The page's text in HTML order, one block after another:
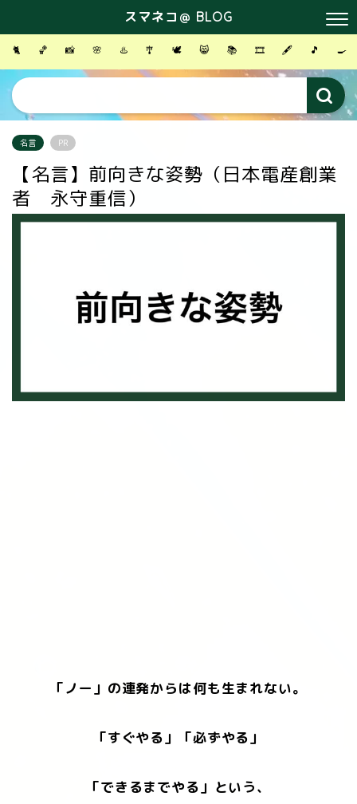
スマネコ＠ BLOG
🐈 🏀 📸 🌸 ♨️ 🎐 🕊 😸 📚 🎞 🖋 🎵 🍳
名言 PR
【名言】前向きな姿勢（日本電産創業
者 永守重信）
「ノー」の連発からは何も生まれない。
「すぐやる」「必ずやる」
「できるまでやる」という、